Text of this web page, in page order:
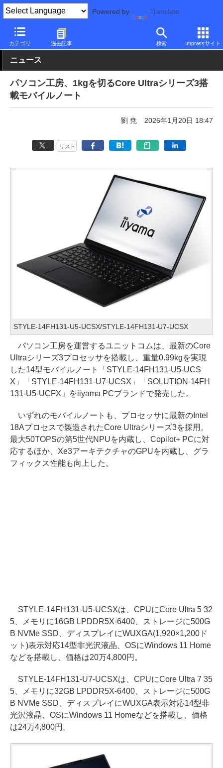
Powered by Translate
カテゴリ 過去記事 検索 Impressサイト
PC Watch パソコン/タブレット/スマートフォン モバイルノート
ニュース
パソコン工房、1kgを切るCore Ultraシリーズ3搭
載モバイルノート
劉 尭 2026年1月20日 18:47
リスト
STYLE-14FH131-U5-UCSX/STYLE-14FH131-U7-UCSX
パソコン工房を運営するユニットコムは、最新のCore
Ultraシリーズ3プロセッサを搭載し、重量0.99kgを実現
した14型モバイルノート「STYLE-14FH131-U5-UCS
X」「STYLE-14FH131-U7-UCSX」「SOLUTION-14FH
131-U5-UCFX」をiiyama PCブランドで発売した。
いずれのモバイルノートも、プロセッサに最新のIntel
18Aプロセスで製造されたCore Ultraシリーズ3を採用。
最大50TOPSの第5世代NPUを内蔵し、Copilot+ PCに対
応するほか、Xe3アーキテクチャのGPUを内蔵し、グラ
フィックス性能も向上した。
STYLE-14FH131-U5-UCSXは、CPUにCore Ultra 5 32
5、メモリに16GB LPDDR5X-6400、ストレージに500G
B NVMe SSD、ディスプレイにWUXGA(1,920×1,200ド
ット)表示対応14型非光沢液晶、OSにWindows 11 Home
などを搭載し、価格は20万4,800円。
STYLE-14FH131-U7-UCSXは、CPUにCore Ultra 7 35
5、メモリに32GB LPDDR5X-6400、ストレージに500G
B NVMe SSD、ディスプレイにWUXGA表示対応14型非
光沢液晶、OSにWindows 11 Homeなどを搭載し、価格
は24万4,800円。